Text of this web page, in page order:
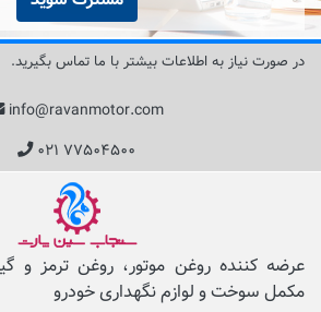
در صورت نیاز به اطلاعات بیشتر با ما تماس بگیرید.
info@ravanmotor.com
۰۲۱ ۷۷۵۰۴۵۰۰
عرضه کننده روغن موتور، روغن ترمز و
مکمل‌ سوخت و لوازم نگهداری خودرو